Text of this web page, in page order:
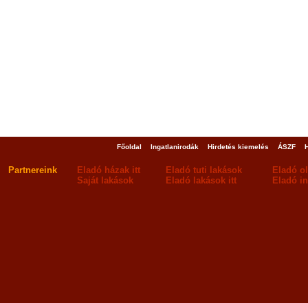
Főoldal Ingatlanirodák Hirdetés kiemelés ÁSZF
Partnereink Eladó házak itt Eladó tuti lakások
Eladó
Saját lakások
Eladó lakások itt Eladó